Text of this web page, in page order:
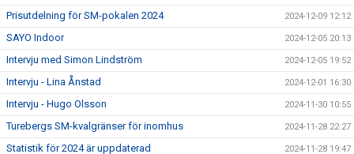
Prisutdelning för SM-pokalen 2024 2024-12-09 12:12
SAYO Indoor 2024-12-05 20:13
Intervju med Simon Lindström 2024-12-05 19:52
Intervju - Lina Ånstad 2024-12-01 16:30
Intervju - Hugo Olsson 2024-11-30 10:55
Turebergs SM-kvalgränser för inomhus 2024-11-28 22:27
Statistik för 2024 är uppdaterad 2024-11-28 19:47